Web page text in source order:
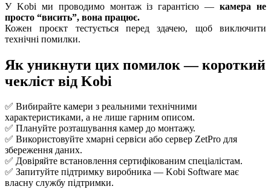
У Kobi ми проводимо монтаж із гарантією —камера не
просто “висить”, вона працює.
Кожен проєкт тестується перед здачею, щоб виключити
технічні помилки.
Як уникнути цих помилок — короткий
чекліст від Kobi
✅ Вибирайте камери з реальними технічними
характеристиками, а не лише гарним описом.
✅ Плануйте розташування камер до монтажу.
✅ Використовуйте хмарні сервіси або сервер ZetPro для
збереження даних.
✅ Довіряйте встановлення сертифікованим спеціалістам.
✅ Запитуйте підтримку виробника — Kobi Software має
власну службу підтримки.